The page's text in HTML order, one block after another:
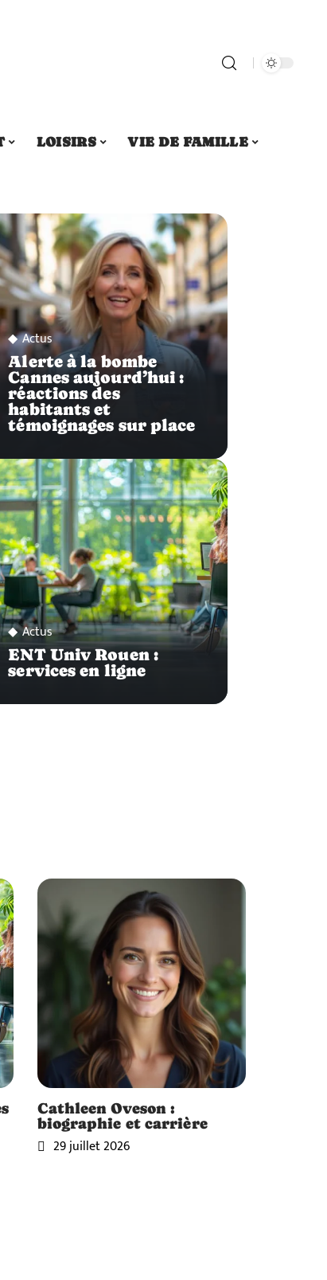
LOISIRS
VIE DE FAMILLE
Actus
Alerte à la bombe
Cannes aujourd’hui :
réactions des
habitants et
témoignages sur place
Actus
ENT Univ Rouen :
services en ligne
Cathleen Oveson :
biographie et carrière
29 juillet 2026